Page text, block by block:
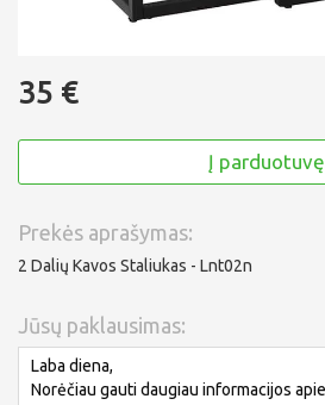
35 €
Į parduotuvę
Prekės aprašymas:
2 Dalių Kavos Staliukas - Lnt02n
Jūsų paklausimas: